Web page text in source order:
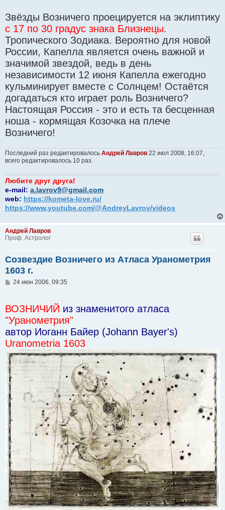
Звёзды Возничего проецируется на эклиптику
с 17 по 30 градус знака Близнецы.
Тропического Зодиака. Вероятно для новой
России, Капелла является очень важной и
значимой звездой, ведь в день
независимости 12 июня Капелла ежегодно
кульминирует вместе с Солнцем! Остаётся
догадаться кто играет роль Возничего?
Настоящая Россия - это и есть та бесценная
ноша - кормящая Козочка на плече
Возничего!
Последний раз редактировалось Андрей Лавров 22 июл 2008, 16:07,
всего редактировалось 10 раз.
Любите друг друга!
e-mail: a.lavrov9@gmail.com
web: https://kometa-love.ru/
https://www.youtube.com/@AndreyLavrov/videos
Андрей Лавров
Проф. Астролог
Созвездие Возничего из Атласа Уранометрия
1603 г.
С
щ
е
н
и
24 июн 2006, 09:35
ВОЗНИЧИЙ из знаменитого атласа
"Уранометрия"
автор Иоганн Байер (Johann Bayer's)
Uranometria 1603